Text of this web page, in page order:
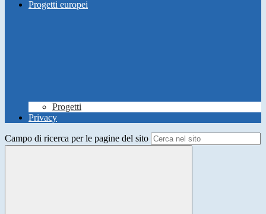
Progetti europei
Progetti
Privacy
Campo di ricerca per le pagine del sito